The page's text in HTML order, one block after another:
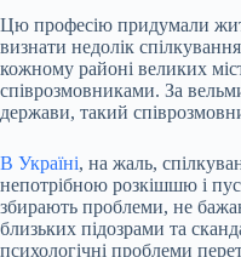
Цю професію придумали
визнати недолік
кожному районі великих
співрозмовниками. За
держави, такий
В Україні, на жаль,
непотрібною розкішшю і
збирають проблеми, не
близьких підозрами та
психологічні проблеми